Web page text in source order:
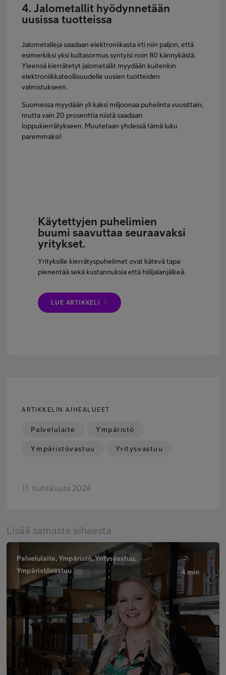
4. Jalometallit hyödynnetään
uusissa tuotteissa
Jalometalleja saadaan elektroniikasta irti niin paljon, että
esimerkiksi yksi kultasormus syntyisi noin 80 kännykästä.
Yleensä kierrätetyt jalometallit myydään kuitenkin
elektroniikkateollisuudelle uusien tuotteiden
valmistukseen.
Suomessa myydään yli kaksi miljoonaa puhelinta vuosittain,
mutta vain 20 prosenttia niistä saadaan
loppukierrätykseen. Muutetaan yhdessä tämä luku
paremmaksi!
Käytettyjen puhelimien
buumi saavuttaa seuraavaksi
yritykset.
Yrityksille kierrätyspuhelimet ovat kätevä tapa
pienentää sekä kustannuksia että hiilijalanjälkeä.
LUE ARTIKKELI
Lisää samasta aiheesta
Palvelulaite, Ympäristö, Yritysvastuu,
Ympäristövastuu
4 min
ARTIKKELIN AIHEALUEET
Palvelulaite Ympäristö
Ympäristövastuu Yritysvastuu
11. huhtikuuta 2024